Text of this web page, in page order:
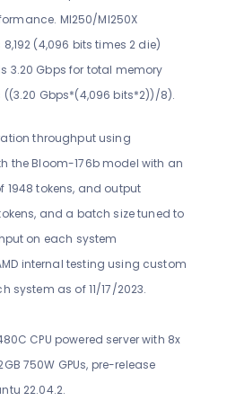
MI250/MI250X
(4,096 bits times 2 die)
3.20 Gbps for total memory
Gbps*(4,096 bits*2))/8).
throughput using
the Bloom-176b model with an
1948 tokens, and output
and a batch size tuned to
on each system
internal testing using custom
system as of 11/17/2023.
CPU powered server with 8x
750W GPUs, pre-release
22.04.2.